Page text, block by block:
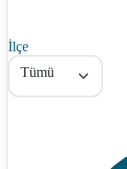
İlçe
Tümü